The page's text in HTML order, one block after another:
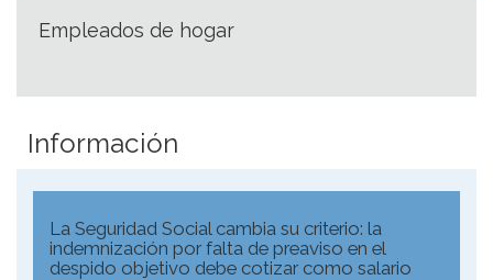
Empleados de hogar
Información
La Seguridad Social cambia su criterio: la
indemnización por falta de preaviso en el
despido objetivo debe cotizar como salario